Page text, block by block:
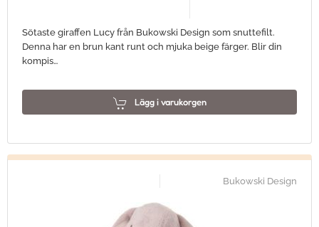
Sötaste giraffen Lucy från Bukowski Design som snuttefilt.
Denna har en brun kant runt och mjuka beige färger. Blir din
kompis…
Lägg i varukorgen
Bukowski Design